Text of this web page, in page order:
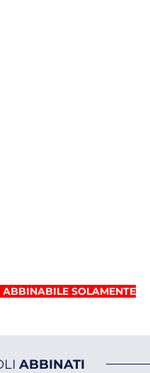
ABBINABILE SOLAMENTE
ABBINATI